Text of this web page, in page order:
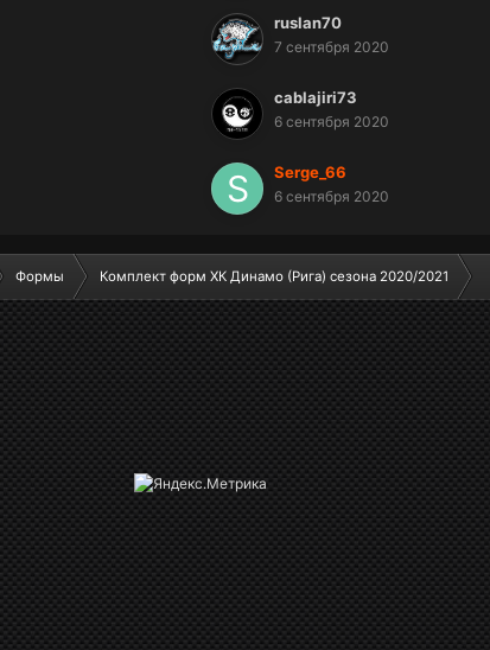
ruslan70
7 сентября 2020
cablajiri73
6 сентября 2020
Serge_66
6 сентября 2020
Формы Комплект форм ХК Динамо (Рига) сезона 2020/2021